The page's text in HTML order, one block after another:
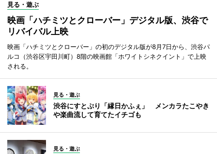
見る・遊ぶ
映画「ハチミツとクローバー」デジタル版、渋谷で
リバイバル上映
映画「ハチミツとクローバー」の初のデジタル版が8月7日から、渋谷パ
ルコ（渋谷区宇田川町）8階の映画館「ホワイトシネクイント」で上映
される。
見る・遊ぶ
渋谷にすとぷり「縁日かふぇ」 メンカラたこやき
や楽曲流して育てたイチゴも
見る・遊ぶ